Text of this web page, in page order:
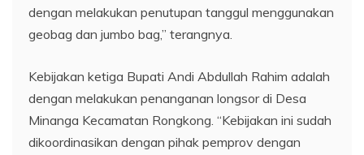
dengan melakukan penutupan tanggul menggunakan
geobag dan jumbo bag,” terangnya.
Kebijakan ketiga Bupati Andi Abdullah Rahim adalah
dengan melakukan penanganan longsor di Desa
Minanga Kecamatan Rongkong. “Kebijakan ini sudah
dikoordinasikan dengan pihak pemprov dengan